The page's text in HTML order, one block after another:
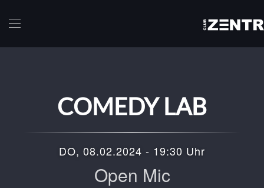
COMEDY LAB
DO, 08.02.2024 - 19:30 Uhr
Open Mic